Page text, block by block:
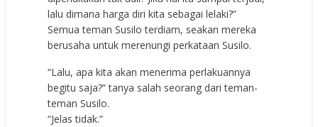
lalu dimana harga diri kita sebagai lelaki?”
Semua teman Susilo terdiam, seakan mereka
berusaha untuk merenungi perkataan Susilo.
“Lalu, apa kita akan menerima perlakuannya
begitu saja?” tanya salah seorang dari teman-
teman Susilo.
“Jelas tidak.”